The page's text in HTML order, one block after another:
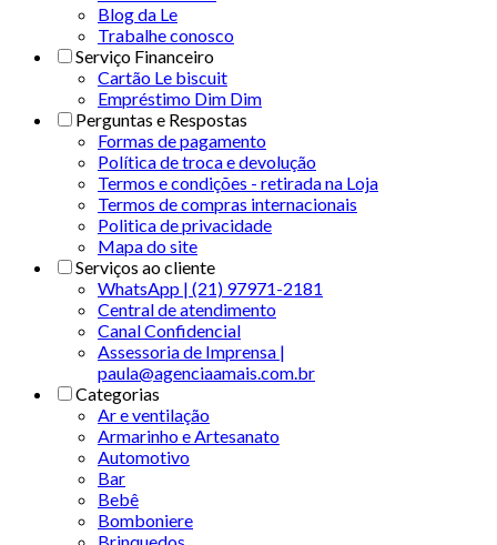
Blog da Le
Trabalhe conosco
Serviço Financeiro
Cartão Le biscuit
Empréstimo Dim Dim
Perguntas e Respostas
Formas de pagamento
Política de troca e devolução
Termos e condições - retirada na Loja
Termos de compras internacionais
Politica de privacidade
Mapa do site
Serviços ao cliente
WhatsApp | (21) 97971-2181
Central de atendimento
Canal Confidencial
Assessoria de Imprensa |
paula@agenciaamais.com.br
Categorias
Ar e ventilação
Armarinho e Artesanato
Automotivo
Bar
Bebê
Bomboniere